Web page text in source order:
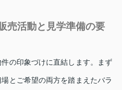
売活動と見学準備の要
の印象づけに直結します。まず
とご希望の両方を踏まえたバラ